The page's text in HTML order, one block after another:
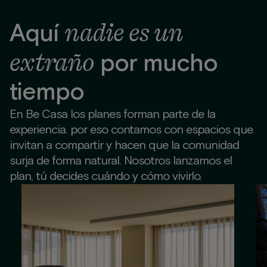
Aquínadie es un
extraño por mucho
tiempo
En Be Casa los planes forman parte de la
experiencia. por eso contamos con espacios que
invitan a compartir y hacen que la comunidad
surja de forma natural. Nosotros lanzamos el
plan, tú decides cuándo y cómo vivirlo.